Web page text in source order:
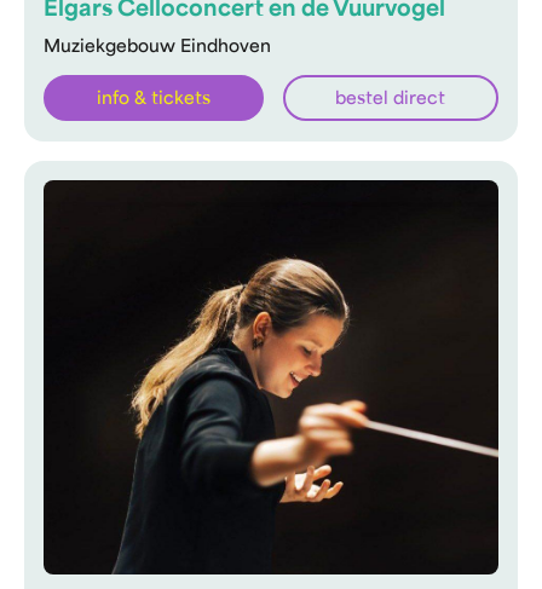
Muziekgebouw Eindhoven
Elgars Celloconcert en de Vuurvogel
info & tickets bestel direct